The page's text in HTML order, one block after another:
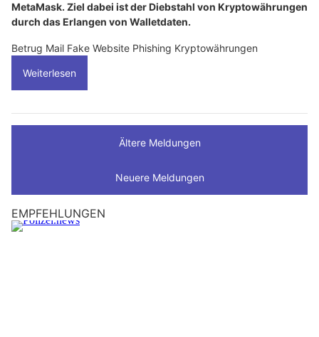
MetaMask. Ziel dabei ist der Diebstahl von Kryptowährungen
durch das Erlangen von Walletdaten.
Betrug Mail Fake Website Phishing Kryptowährungen
Weiterlesen
Ältere Meldungen
Neuere Meldungen
EMPFEHLUNGEN